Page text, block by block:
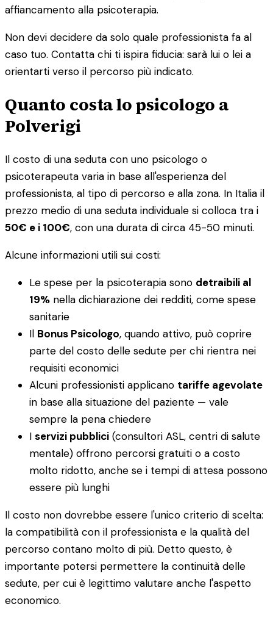
affiancamento alla psicoterapia.
Non devi decidere da solo quale professionista fa al
caso tuo. Contatta chi ti ispira fiducia: sarà lui o lei a
orientarti verso il percorso più indicato.
Quanto costa lo psicologo a
Polverigi
Il costo di una seduta con uno psicologo o
psicoterapeuta varia in base all'esperienza del
professionista, al tipo di percorso e alla zona. In Italia il
prezzo medio di una seduta individuale si colloca tra i
50€ e i 100€, con una durata di circa 45-50 minuti.
Alcune informazioni utili sui costi:
Le spese per la psicoterapia sono detraibili al
19% nella dichiarazione dei redditi, come spese
sanitarie
Il Bonus Psicologo, quando attivo, può coprire
parte del costo delle sedute per chi rientra nei
requisiti economici
Alcuni professionisti applicano tariffe agevolate
in base alla situazione del paziente — vale
sempre la pena chiedere
I servizi pubblici (consultori ASL, centri di salute
mentale) offrono percorsi gratuiti o a costo
molto ridotto, anche se i tempi di attesa possono
essere più lunghi
Il costo non dovrebbe essere l'unico criterio di scelta:
la compatibilità con il professionista e la qualità del
percorso contano molto di più. Detto questo, è
importante potersi permettere la continuità delle
sedute, per cui è legittimo valutare anche l'aspetto
economico.